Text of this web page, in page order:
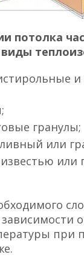
потолка
гранулы;
или
или
при